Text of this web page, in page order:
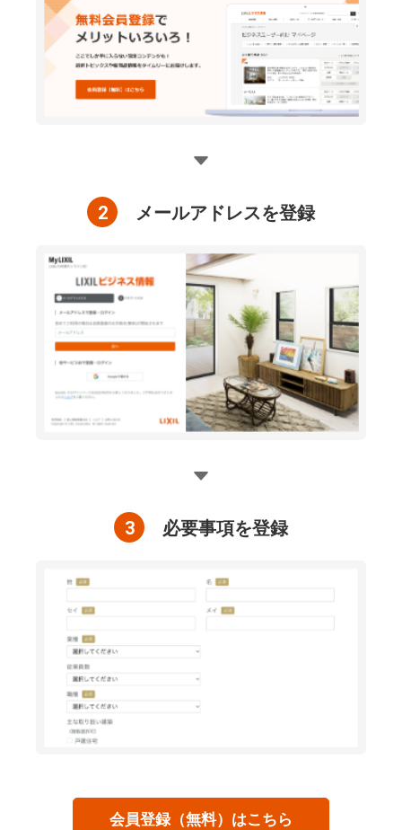
2 メールアドレスを登録
3 必要事項を登録
会員登録（無料）はこちら